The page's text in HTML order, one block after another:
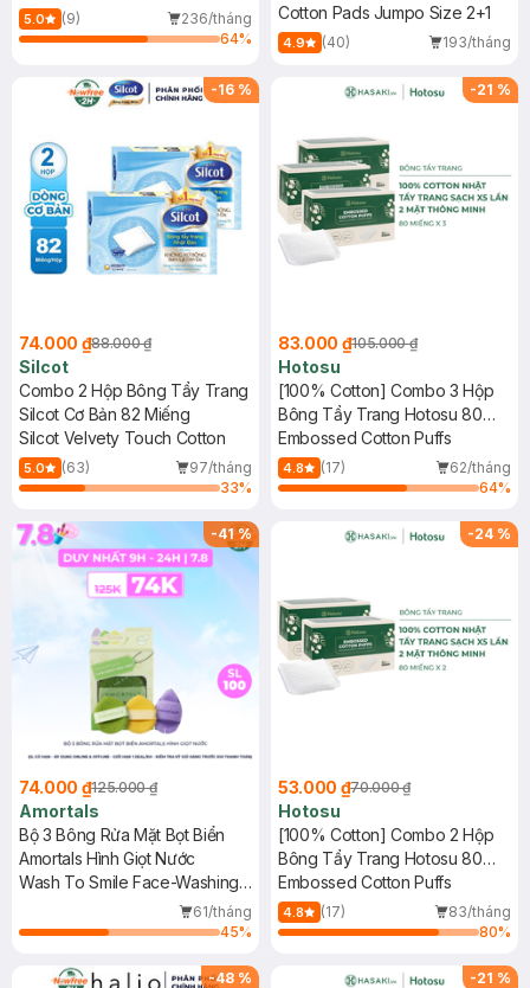
20x20cm
5.0 (9)
236/tháng
64%
36 Tháng)
Cotton Pads Jumpo Size 2+1
4.9 (40) 193/tháng
-16 %
74.000 ₫88.000 ₫
Silcot
Combo 2 Hộp Bông Tẩy Trang
Silcot Cơ Bản 82 Miếng
Silcot Velvety Touch Cotton
5.0 (63)
97/tháng
33%
-21 %
83.000 ₫105.000 ₫
Hotosu
[100% Cotton] Combo 3 Hộp
Bông Tẩy Trang Hotosu 80
Miếng
Embossed Cotton Puffs
4.8 (17)
62/tháng
64%
-41%
74.000 ₫125.000 ₫
Amortals
Bộ 3 Bông Rửa Mặt Bọt Biển
Amortals Hình Giọt Nước
Wash To Smile Face-Washing
61/tháng
45%
-24 %
53.000 ₫70.000 ₫
Hotosu
[100% Cotton] Combo 2 Hộp
Bông Tẩy Trang Hotosu 80
Miếng
Embossed Cotton Puffs
4.8 (17)
83/tháng
80%
-48 % -21 %